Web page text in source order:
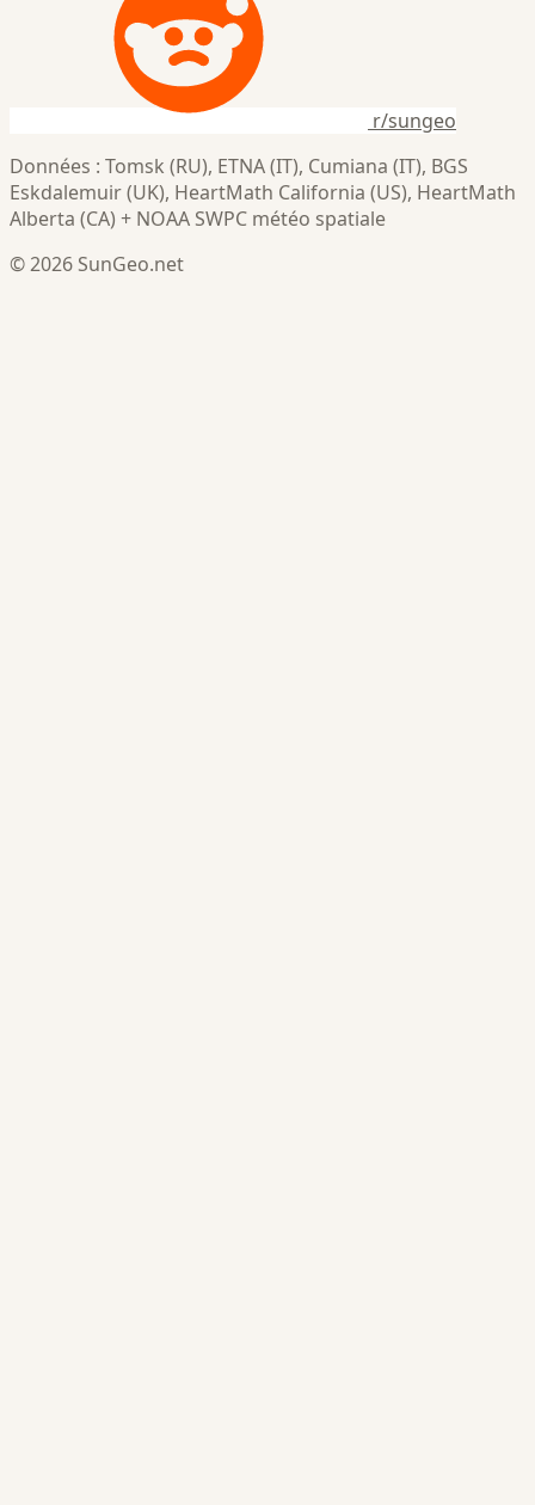
r/sungeo
Données : Tomsk (RU), ETNA (IT), Cumiana (IT), BGS
Eskdalemuir (UK), HeartMath California (US), HeartMath
Alberta (CA) + NOAA SWPC météo spatiale
© 2026 SunGeo.net